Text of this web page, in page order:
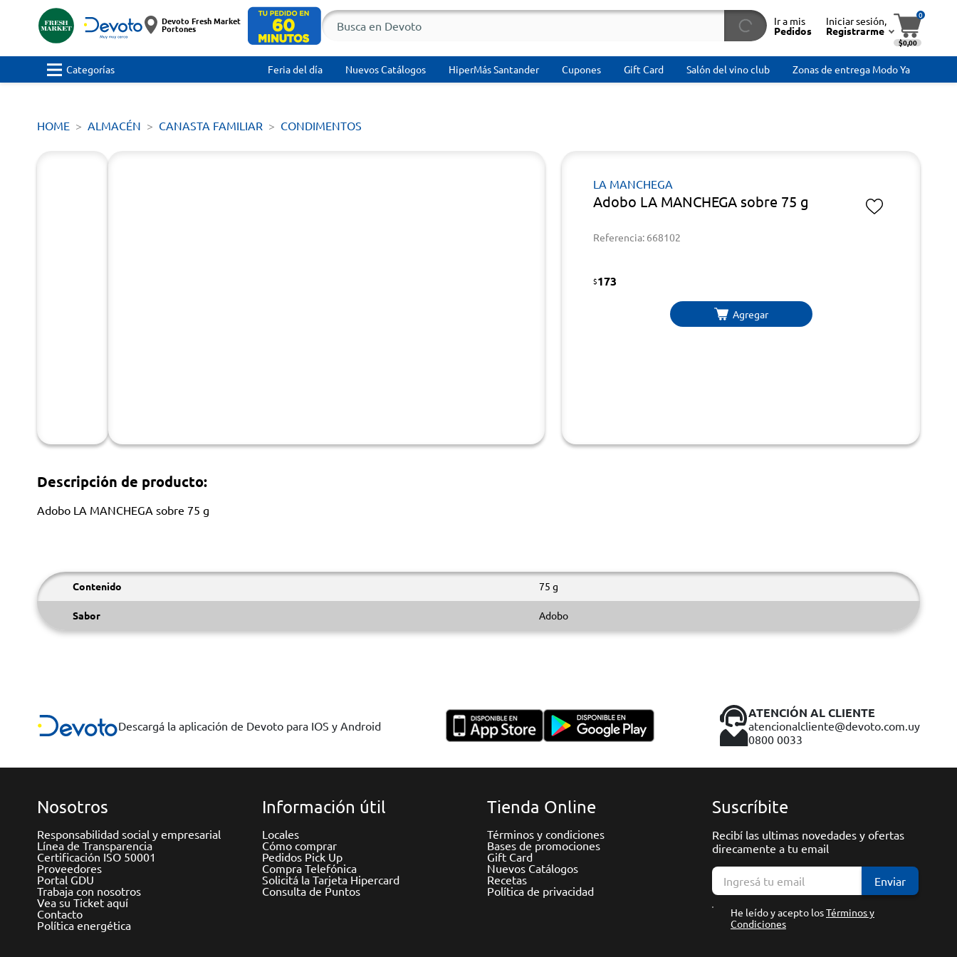
Devoto Fresh Market
Portones
Ir a mis
Pedidos
Iniciar sesión,
Registrarme
0
$0,00
Categorías Feria del día Nuevos Catálogos HiperMás Santander Cupones Gift Card Salón del vino club Zonas de entrega Modo Ya
HOME ALMACÉN CANASTA FAMILIAR CONDIMENTOS
LA MANCHEGA
Adobo LA MANCHEGA sobre 75 g
Referencia: 668102
$173
Agregar
Descripción de producto:
Adobo LA MANCHEGA sobre 75 g
Contenido 75 g
Sabor Adobo
Descargá la aplicación de Devoto para IOS y Android
ATENCIÓN AL CLIENTE
atencionalcliente@devoto.com.uy
0800 0033
Nosotros
Responsabilidad social y empresarial
Línea de Transparencia
Certificación ISO 50001
Proveedores
Portal GDU
Trabaja con nosotros
Vea su Ticket aquí
Contacto
Política energética
Información útil
Locales
Cómo comprar
Pedidos Pick Up
Compra Telefónica
Solicitá la Tarjeta Hipercard
Consulta de Puntos
Tienda Online
Términos y condiciones
Bases de promociones
Gift Card
Nuevos Catálogos
Recetas
Política de privacidad
Suscríbite
Recibí las ultimas novedades y ofertas
direcamente a tu email
Enviar
He leído y acepto losTérminos y
Condiciones